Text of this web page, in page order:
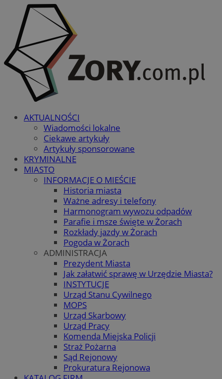
AKTUALNOŚCI
Wiadomości lokalne
Ciekawe artykuły
Artykuły sponsorowane
KRYMINALNE
MIASTO
INFORMACJE O MIEŚCIE
Historia miasta
Ważne adresy i telefony
Harmonogram wywozu odpadów
Parafie i msze święte w Żorach
Rozkłady jazdy w Żorach
Pogoda w Żorach
ADMINISTRACJA
Prezydent Miasta
Jak załatwić sprawę w Urzędzie Miasta?
INSTYTUCJE
Urząd Stanu Cywilnego
MOPS
Urząd Skarbowy
Urząd Pracy
Komenda Miejska Policji
Straż Pożarna
Sąd Rejonowy
Prokuratura Rejonowa